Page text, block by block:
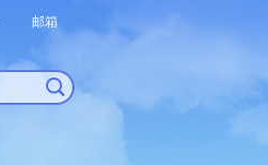
邮箱